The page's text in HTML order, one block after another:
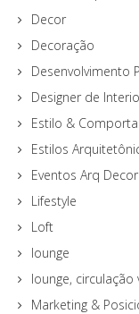
Decor
Decoração
Desenvolvimento
Designer de
Estilo &
Estilos
Eventos Arq Decor
Lifestyle
Loft
lounge
lounge, circulação
Marketing &